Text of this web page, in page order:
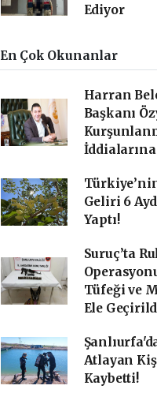
Ediyor
En Çok Okunanlar
Harran
Başkanı
İddialarına
Geliri 6
Yaptı!
Suruç’ta
Tüfeği ve
Ele
Atlayan
Kaybetti!